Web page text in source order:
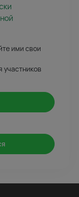
ими свои
участников